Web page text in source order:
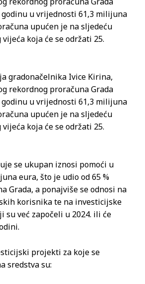
godinu u vrijednosti 61,3 milijuna
upućen je na sljedeću
koja će se održati 25.
gradonačelnika Ivice Kirina,
rekordnog proračuna Grada
godinu u vrijednosti 61,3 milijuna
upućen je na sljedeću
koja će se održati 25.
se ukupan iznosi pomoći u
eura, što je udio od 65 %
Grada, a ponajviše se odnosi na
korisnika te na investicijske
su već započeli u 2024. ili će
projekti za koje se
sredstva su: